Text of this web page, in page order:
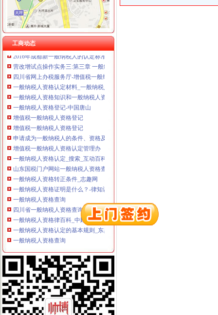
工商动态
一般纳税人资格登记--网上政务
一般纳税人资格认定改为资格登记啦！_中华会计网校_税务网校
一般纳税人资格登记生效时间如何规定_中华会计网校_税务网校
一般纳税人资格认定标准是什么?_2016关于一般纳税人资格的认定
2016年成都新一般纳税人的认定标准_搜狐财经_搜狐网
营改增试点操作实务三:第三章 一般纳税人资格认定_注册税务师齐
四川省网上办税服务厅-增值税一般纳税人资格查询
一般纳税人资格认定材料_一般纳税人的认定所需材料_有朋至远方来_
一般纳税人资格知识和一般纳税人资格案例,文章-世界经理人网站
一般纳税人资格登记-中国唐山
增值税一般纳税人资格登记
增值税一般纳税人资格登记
申请成为一般纳税人的条件、资格及申请流程_百度经验
增值税一般纳税人资格认定管理办
一般纳税人资格认定_搜索_互动百科
山东国税门户网站一般纳税人资格查询
一般纳税人资格转正条件_志趣网
一般纳税人资格证明是什么？-律知识大全|律师365(.com)
一般纳税人资格查询
四川省一般纳税人资格查询
一般纳税人资格律百科_中顾律网
一般纳税人资格认定的基本规则_东奥会计在线
一般纳税人资格查询
一般纳税人资格认定存在的问题-商务服务-成都商报
什么是一般纳税人？怎么办理一般纳税人资格登记？_搜狐财经_搜狐网
一般纳税人资格认定的基本规则_东奥会计在线
增值税一般纳税人资格认定再提速-新华网
一般纳税人资格查询
什么是一般纳税人？怎么办理一般纳税人资格登记？
增值税一般纳税人资格认定管理办
增值税一般纳税人资格认定